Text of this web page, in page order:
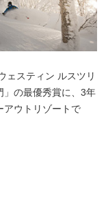
ェスティン ルスツリ
」の最優秀賞に、3年
アウトリゾートで